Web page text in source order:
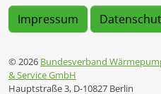
Impressum
© 2026 Bundesverband
& Service GmbH
Hauptstraße 3, D-10827 Berlin